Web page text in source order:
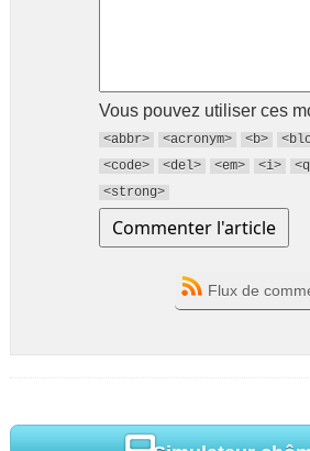
Vous pouvez utiliser ces
<abbr>
<acronym> <b>
<code>
<del> <em> <i>
<strong>
Flux de